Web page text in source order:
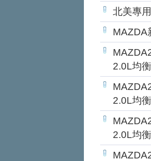
北美專
MAZDA
2.0L均
2.0L均
2.0L均